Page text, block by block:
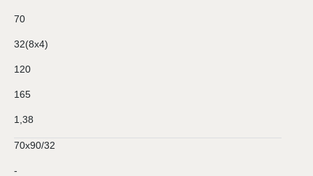
70
32(8х4)
120
165
1,38
70х90/32
-